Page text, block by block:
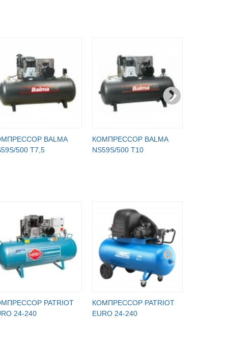
BALMA
500 T7,5
КОМПРЕССОР BALMA
NS59S/500 T10
PATRIOT
24-240
КОМПРЕССОР PATRIOT
EURO 24-240